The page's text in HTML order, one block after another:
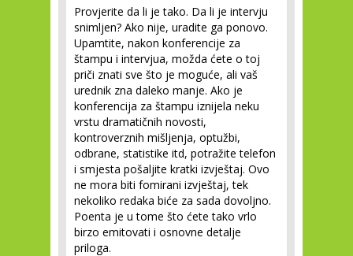
Provjerite da li je tako. Da li je intervju
snimljen? Ako nije, uradite ga ponovo.
Upamtite, nakon konferencije za
štampu i intervjua, možda ćete o toj
priči znati sve što je moguće, ali vaš
urednik zna daleko manje. Ako je
konferencija za štampu iznijela neku
vrstu dramatičnih novosti,
kontroverznih mišljenja, optužbi,
odbrane, statistike itd, potražite telefon
i smjesta pošaljite kratki izvještaj. Ovo
ne mora biti fomirani izvještaj, tek
nekoliko redaka biće za sada dovoljno.
Poenta je u tome što ćete tako vrlo
birzo emitovati i osnovne detalje
priloga.